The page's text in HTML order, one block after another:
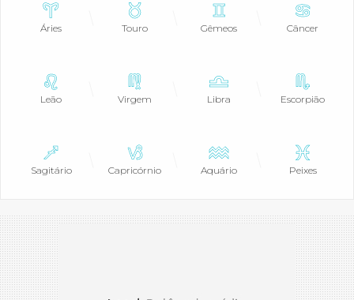
Áries Touro Gêmeos Câncer
Leão Virgem Libra Escorpião
Sagitário Capricórnio Aquário Peixes